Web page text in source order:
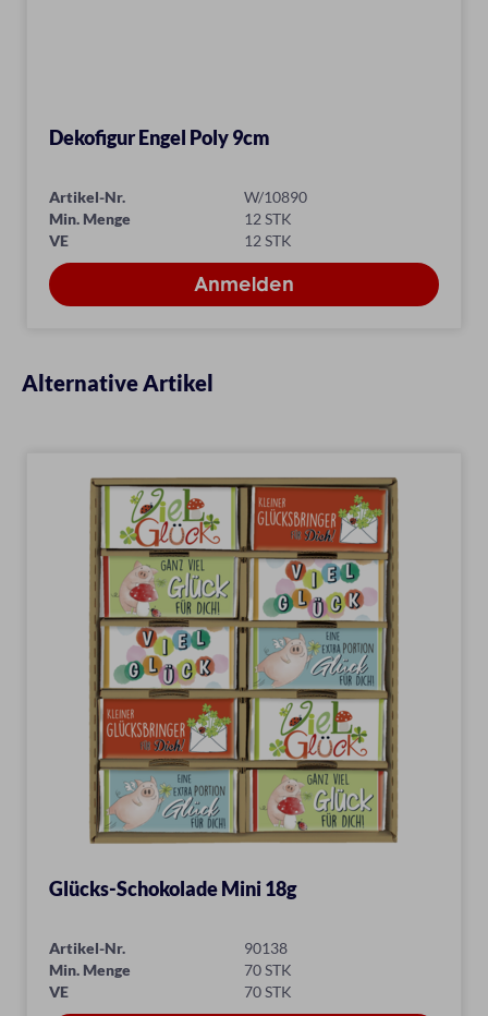
Dekofigur Engel Poly 9cm
Artikel-Nr.
W/10890
Min. Menge
12 STK
VE
12 STK
Alternative Artikel
Glücks-Schokolade Mini 18g
Artikel-Nr.
90138
Min. Menge
70 STK
VE
70 STK